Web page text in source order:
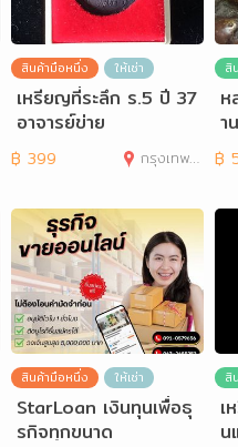
สินค้ามือหนึ่ง ให้เช่า
เหรียญที่ระลึก ร.5 ปี 37
อาจารย์ข่าย
฿ 399 กรุงเทพมหานคร
สิ
ห
าน
฿
สินค้ามือหนึ่ง ให้เช่า
StarLoan เงินทุนเพื่อธุ
รกิจทุกขนาด
สิ
เ
น